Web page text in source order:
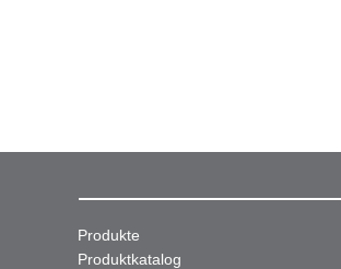
Produkte
Produktkatalog